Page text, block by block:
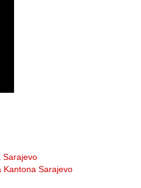
Sarajevo
Kantona Sarajevo